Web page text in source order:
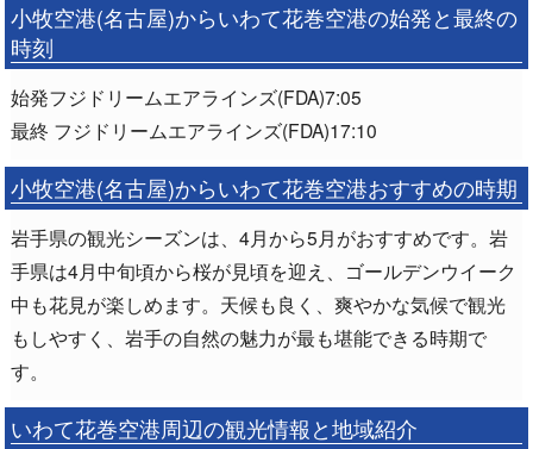
小牧空港(名古屋)からいわて花巻空港の始発と最終の
時刻
始発フジドリームエアラインズ(FDA)7:05
最終 フジドリームエアラインズ(FDA)17:10
小牧空港(名古屋)からいわて花巻空港おすすめの時期
岩手県の観光シーズンは、4月から5月がおすすめです。岩
手県は4月中旬頃から桜が見頃を迎え、ゴールデンウイーク
中も花見が楽しめます。天候も良く、爽やかな気候で観光
もしやすく、岩手の自然の魅力が最も堪能できる時期で
す。
いわて花巻空港周辺の観光情報と地域紹介